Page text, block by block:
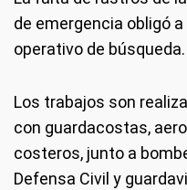
de emergencia obligó
operativo de búsqueda.
Los trabajos son
con guardacostas,
costeros, junto a
Defensa Civil y